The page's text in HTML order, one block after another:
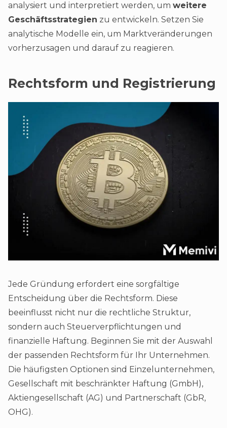
analysiert und interpretiert werden, um weitere
Geschäftsstrategien zu entwickeln. Setzen Sie
analytische Modelle ein, um Marktveränderungen
vorherzusagen und darauf zu reagieren.
Rechtsform und Registrierung
Jede Gründung erfordert eine sorgfältige
Entscheidung über die Rechtsform. Diese
beeinflusst nicht nur die rechtliche Struktur,
sondern auch Steuerverpflichtungen und
finanzielle Haftung. Beginnen Sie mit der Auswahl
der passenden Rechtsform für Ihr Unternehmen.
Die häufigsten Optionen sind Einzelunternehmen,
Gesellschaft mit beschränkter Haftung (GmbH),
Aktiengesellschaft (AG) und Partnerschaft (GbR,
OHG).